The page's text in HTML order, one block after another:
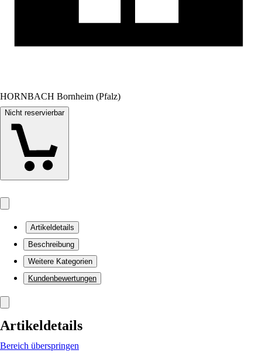
HORNBACH Bornheim (Pfalz)
Nicht reservierbar
Artikeldetails
Beschreibung
Weitere Kategorien
Kundenbewertungen
Artikeldetails
Bereich überspringen